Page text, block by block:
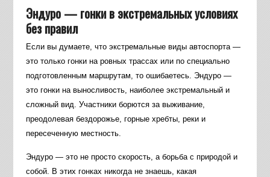
Эндуро — гонки в экстремальных условиях
без правил
Если вы думаете, что экстремальные виды автоспорта —
это только гонки на ровных трассах или по специально
подготовленным маршрутам, то ошибаетесь. Эндуро —
это гонки на выносливость, наиболее экстремальный и
сложный вид. Участники борются за выживание,
преодолевая бездорожье, горные хребты, реки и
пересеченную местность.
Эндуро — это не просто скорость, а борьба с природой и
собой. В этих гонках никогда не знаешь, какая